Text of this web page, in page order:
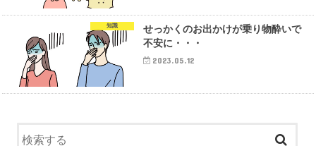
知識
せっかくのお出かけが乗り物酔いで
不安に・・・
2023.05.12